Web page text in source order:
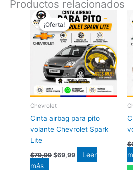
Productos relacionados
¡Oferta!
¡Oferta!
Chevrolet
Cinta airbag para pito
volante Chevrolet Spark
Lite
$79,99
precio
original
era:
$79,99.
$69,99
El
precio
actual
es:
$69,99.
Leer
más
$